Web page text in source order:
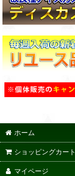
ホーム
ショッピングカート
マイページ